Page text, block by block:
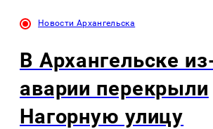
Новости Архангельска
В Архангельске
аварии перекрыли
Нагорную улицу